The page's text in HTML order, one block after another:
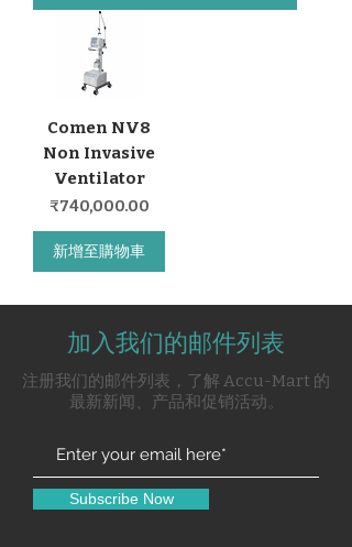
Comen NV8
Non Invasive
Ventilator
價格
₹740,000.00
新增至購物車
加入我们的邮件列表
注册我们的邮件列表，了解 Accu-Mart 的
最新新闻、产品和促销活动。
Subscribe Now